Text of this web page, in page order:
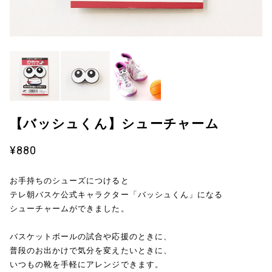
【バッシュくん】シューチャーム
¥880
お手持ちのシューズにつけると
テレ朝バスケ公式キャラクター「バッシュくん」になる
シューチャームができました。
バスケットボールの試合や応援のときに、
普段のお出かけで気分を変えたいときに、
いつもの靴を手軽にアレンジできます。